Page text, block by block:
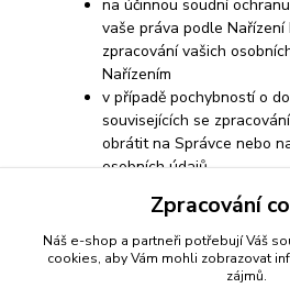
na účinnou soudní
vaše práva podle
zpracování vašich
Nařízením
v případě pochybností o
souvisejících se
obrátit na Správce nebo
osobních údajů
Zpracování
Náš e-shop a partneři potřebují Váš
cookies, aby Vám mohli zobrazovat
zájmů.